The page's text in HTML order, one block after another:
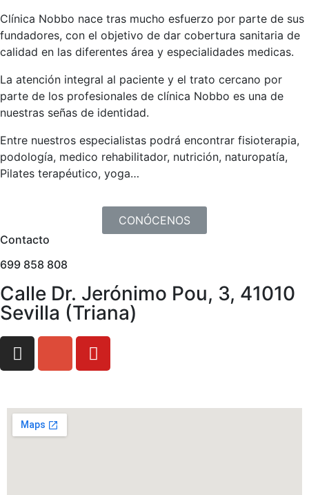
Clínica Nobbo nace tras mucho esfuerzo por parte de sus
fundadores, con el objetivo de dar cobertura sanitaria de
calidad en las diferentes área y especialidades medicas.
La atención integral al paciente y el trato cercano por
parte de los profesionales de clínica Nobbo es una de
nuestras señas de identidad.
Entre nuestros especialistas podrá encontrar fisioterapia,
podología, medico rehabilitador, nutrición, naturopatía,
Pilates terapéutico, yoga…
CONÓCENOS
Contacto
699 858 808
Calle Dr. Jerónimo Pou, 3, 41010
Sevilla (Triana)